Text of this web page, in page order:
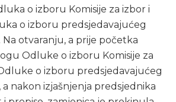
o izboru Komisije za izbor i
o izboru predsjedavajućeg
Na otvaranju, a prije početka
Odluke o izboru Komisije za
o izboru predsjedavajućeg
a nakon izjašnjenja predsjednika